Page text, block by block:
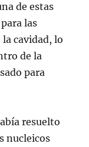
de estas
las
cavidad, lo
de la
para
resuelto
nucleicos